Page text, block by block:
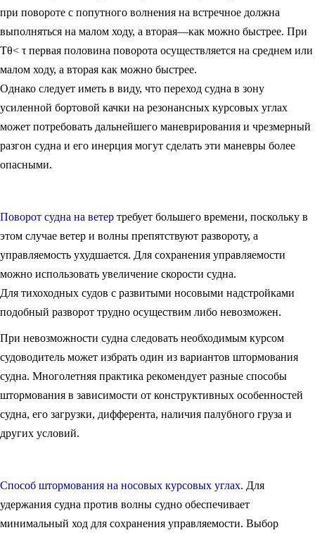
при повороте с попутного волнения на встречное должна
выполняться на малом ходу, а вторая—как можно быстрее. При
Тθ< τ первая половина поворота осуществляется на среднем или
малом ходу, а вторая как можно быстрее.
Однако следует иметь в виду, что переход судна в зону
усиленной бортовой качки на резонансных курсовых углах
может потребовать дальнейшего маневрирования и чрезмерный
разгон судна и его инерция могут сделать эти маневры более
опасными.
Поворот судна на ветер требует большего времени, поскольку в
этом случае ветер и волны препятствуют развороту, а
управляемость ухудшается. Для сохранения управляемости
можно использовать увеличение скорости судна.
Для тихоходных судов с развитыми носовыми надстройками
подобный разворот трудно осуществим либо невозможен.
При невозможности судна следовать необходимым курсом
судоводитель может избрать один из вариантов штормования
судна. Многолетняя практика рекомендует разные способы
штормования в зависимости от конструктивных особенностей
судна, его загрузки, дифферента, наличия палубного груза и
других условий.
Способ штормования на носовых курсовых углах. Для
удержания судна против волны судно обеспечивает
минимальный ход для сохранения управляемости. Выбор